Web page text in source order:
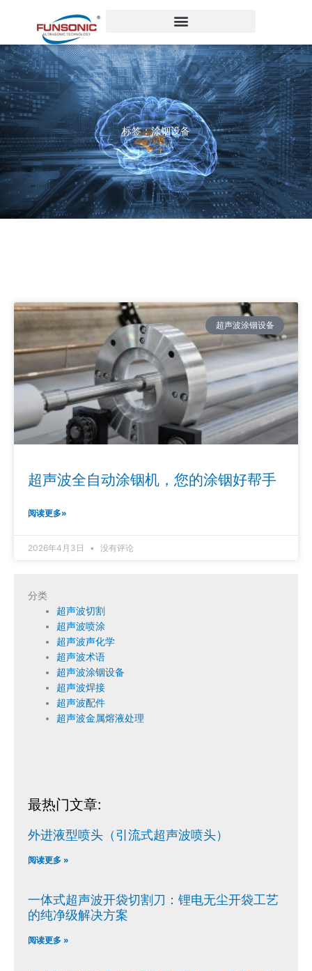
容
标签：涂铟设备
超声波涂铟设备
超声波全自动涂铟机，您的涂铟好帮手
阅读更多»
2026年4月3日 没有评论
分类
超声波切割
超声波喷涂
超声波声化学
超声波术语
超声波涂铟设备
超声波焊接
超声波配件
超声波金属熔液处理
最热门文章:
外进液型喷头（引流式超声波喷头）
阅读更多 »
一体式超声波开袋切割刀：锂电无尘开袋工艺
的纯净级解决方案
阅读更多 »